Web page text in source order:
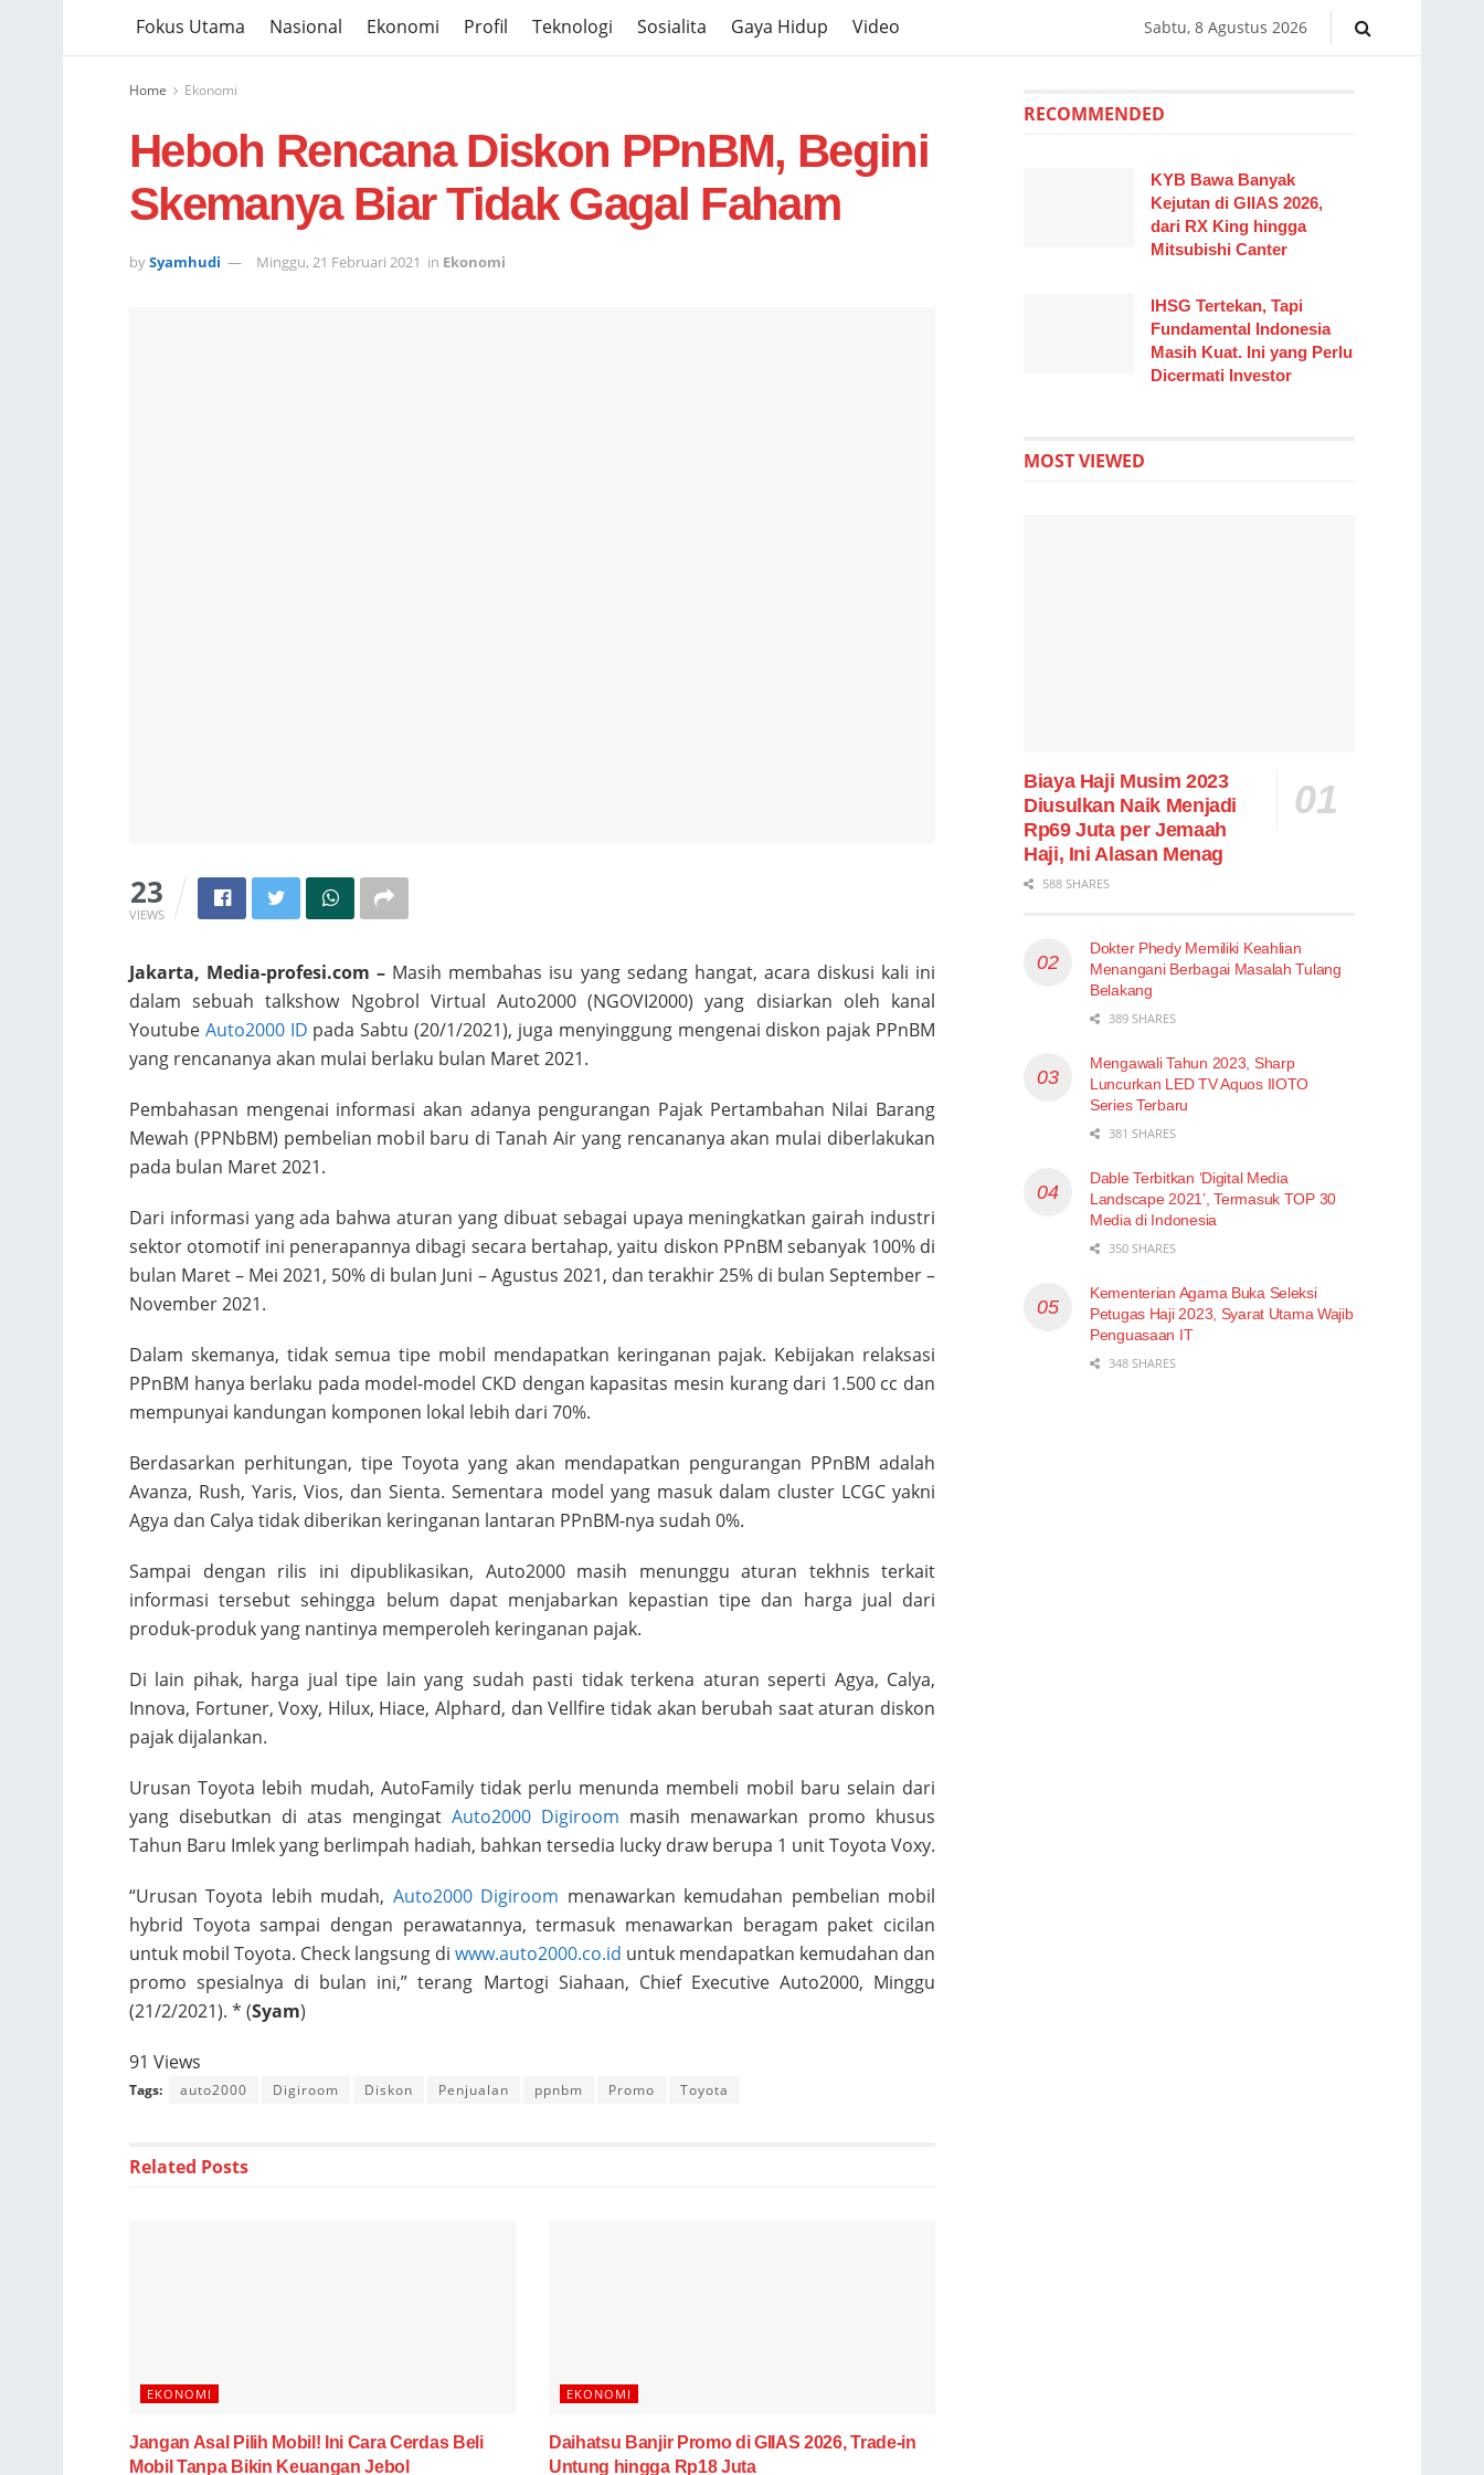
Fokus Utama Nasional Ekonomi Profil Teknologi Sosialita Gaya Hidup Video Sabtu, 8 Agustus 2026
Home Ekonomi
Heboh Rencana Diskon PPnBM, Begini
Skemanya Biar Tidak Gagal Faham
bySyamhudi Minggu, 21 Februari 2021 in Ekonomi
23
VIEWS
Jakarta, Media-profesi.com – Masih membahas isu yang sedang hangat, acara diskusi kali ini
dalam sebuah talkshow Ngobrol Virtual Auto2000 (NGOVI2000) yang disiarkan oleh kanal
Youtube Auto2000 ID pada Sabtu (20/1/2021), juga menyinggung mengenai diskon pajak PPnBM
yang rencananya akan mulai berlaku bulan Maret 2021.
Pembahasan mengenai informasi akan adanya pengurangan Pajak Pertambahan Nilai Barang
Mewah (PPNbBM) pembelian mobil baru di Tanah Air yang rencananya akan mulai diberlakukan
pada bulan Maret 2021.
Dari informasi yang ada bahwa aturan yang dibuat sebagai upaya meningkatkan gairah industri
sektor otomotif ini penerapannya dibagi secara bertahap, yaitu diskon PPnBM sebanyak 100% di
bulan Maret – Mei 2021, 50% di bulan Juni – Agustus 2021, dan terakhir 25% di bulan September –
November 2021.
Dalam skemanya, tidak semua tipe mobil mendapatkan keringanan pajak. Kebijakan relaksasi
PPnBM hanya berlaku pada model-model CKD dengan kapasitas mesin kurang dari 1.500 cc dan
mempunyai kandungan komponen lokal lebih dari 70%.
Berdasarkan perhitungan, tipe Toyota yang akan mendapatkan pengurangan PPnBM adalah
Avanza, Rush, Yaris, Vios, dan Sienta. Sementara model yang masuk dalam cluster LCGC yakni
Agya dan Calya tidak diberikan keringanan lantaran PPnBM-nya sudah 0%.
Sampai dengan rilis ini dipublikasikan, Auto2000 masih menunggu aturan tekhnis terkait
informasi tersebut sehingga belum dapat menjabarkan kepastian tipe dan harga jual dari
produk-produk yang nantinya memperoleh keringanan pajak.
Di lain pihak, harga jual tipe lain yang sudah pasti tidak terkena aturan seperti Agya, Calya,
Innova, Fortuner, Voxy, Hilux, Hiace, Alphard, dan Vellfire tidak akan berubah saat aturan diskon
pajak dijalankan.
Urusan Toyota lebih mudah, AutoFamily tidak perlu menunda membeli mobil baru selain dari
yang disebutkan di atas mengingat Auto2000 Digiroom masih menawarkan promo khusus
Tahun Baru Imlek yang berlimpah hadiah, bahkan tersedia lucky draw berupa 1 unit Toyota Voxy.
“Urusan Toyota lebih mudah, Auto2000 Digiroom menawarkan kemudahan pembelian mobil
hybrid Toyota sampai dengan perawatannya, termasuk menawarkan beragam paket cicilan
untuk mobil Toyota. Check langsung di www.auto2000.co.id untuk mendapatkan kemudahan dan
promo spesialnya di bulan ini,” terang Martogi Siahaan, Chief Executive Auto2000, Minggu
(21/2/2021). * (Syam)
91 Views
Tags: auto2000 Digiroom Diskon Penjualan ppnbm Promo Toyota
Related Posts
EKONOMI
Jangan Asal Pilih Mobil! Ini Cara Cerdas Beli
Mobil Tanpa Bikin Keuangan Jebol
EKONOMI
Daihatsu Banjir Promo di GIIAS 2026, Trade-in
Untung hingga Rp18 Juta
RECOMMENDED
KYB Bawa Banyak
Kejutan di GIIAS 2026,
dari RX King hingga
Mitsubishi Canter
IHSG Tertekan, Tapi
Fundamental Indonesia
Masih Kuat. Ini yang Perlu
Dicermati Investor
MOST VIEWED
Biaya Haji Musim 2023
Diusulkan Naik Menjadi
Rp69 Juta per Jemaah
Haji, Ini Alasan Menag
588 SHARES
Dokter Phedy Memiliki Keahlian
Menangani Berbagai Masalah Tulang
Belakang
389 SHARES
Mengawali Tahun 2023, Sharp
Luncurkan LED TV Aquos IIOTO
Series Terbaru
381 SHARES
Dable Terbitkan ‘Digital Media
Landscape 2021’, Termasuk TOP 30
Media di Indonesia
350 SHARES
Kementerian Agama Buka Seleksi
Petugas Haji 2023, Syarat Utama Wajib
Penguasaan IT
348 SHARES